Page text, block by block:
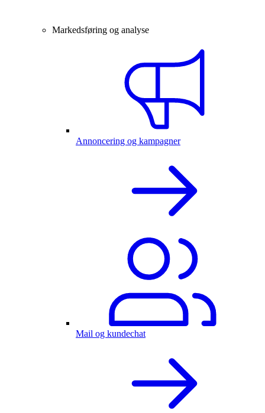
Markedsføring og analyse
Annoncering og kampagner
Mail og kundechat